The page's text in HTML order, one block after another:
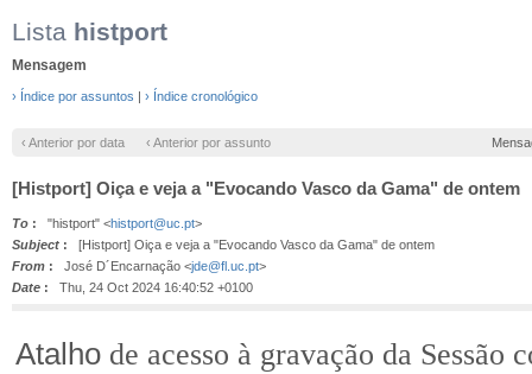
Lista histport
Mensagem
› Índice por assuntos | › Índice cronológico
‹ Anterior por data ‹ Anterior por assunto
[Histport] Oiça e veja a "Evocando Vasco da Gama" de ontem
To : "histport" <histport@uc.pt>
Subject : [Histport] Oiça e veja a "Evocando Vasco da Gama" de ontem
From : José D´Encarnação <jde@fl.uc.pt>
Date : Thu, 24 Oct 2024 16:40:52 +0100
Atalho de acesso à gravação da